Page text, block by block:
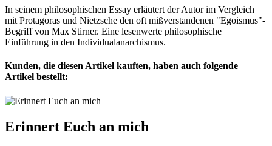
In seinem philosophischen Essay erläutert der Autor im Vergleich
mit Protagoras und Nietzsche den oft mißverstandenen "Egoismus"-
Begriff von Max Stirner. Eine lesenwerte philosophische
Einführung in den Individualanarchismus.
Kunden, die diesen Artikel kauften, haben auch folgende
Artikel bestellt:
Erinnert Euch an mich